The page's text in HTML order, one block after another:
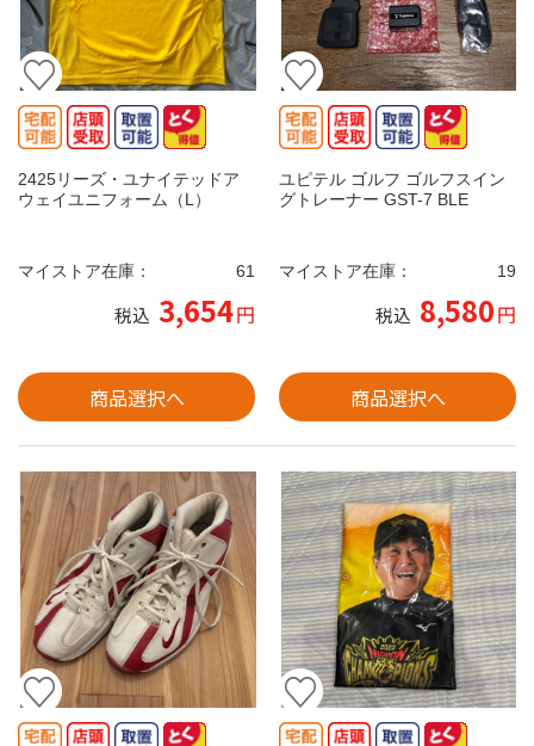
2425リーズ・ユナイテッドア
ウェイユニフォーム（L）
マイストア在庫： 61
税込 3,654円
商品選択へ
ユピテル ゴルフ ゴルフスイン
グトレーナー GST-7 BLE
マイストア在庫： 19
税込 8,580円
商品選択へ